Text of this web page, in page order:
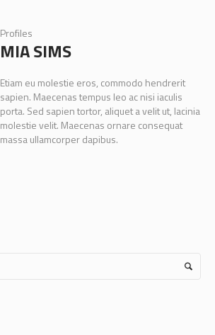
Profiles
MIA SIMS
Etiam eu molestie eros, commodo hendrerit
sapien. Maecenas tempus leo ac nisi iaculis
porta. Sed sapien tortor, aliquet a velit ut, lacinia
molestie velit. Maecenas ornare consequat
massa ullamcorper dapibus.